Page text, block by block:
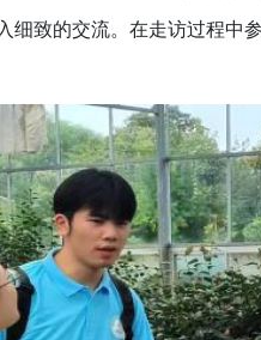
致的交流。在走访过程